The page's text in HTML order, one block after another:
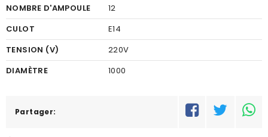
NOMBRE D'AMPOULE
12
CULOT
E14
TENSION (V)
220V
DIAMÈTRE
1000
COULEUR FINITION
Partager: